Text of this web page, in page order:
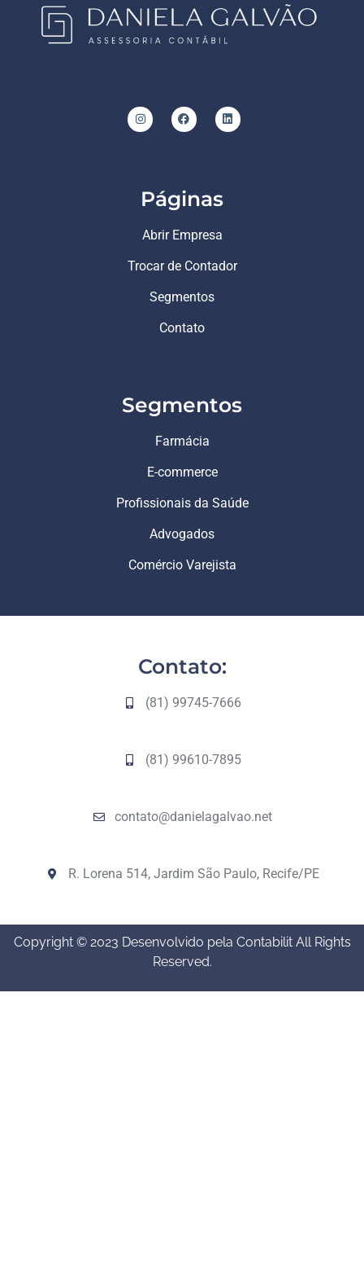
Páginas
Abrir Empresa
Trocar de Contador
Segmentos
Contato
Segmentos
Farmácia
E-commerce
Profissionais da Saúde
Advogados
Comércio Varejista
Contato:
(81) 99745-7666
(81) 99610-7895
contato@danielagalvao.net
R. Lorena 514, Jardim São Paulo, Recife/PE
Copyright © 2023 Desenvolvido pela Contabilit All Rights
Reserved.